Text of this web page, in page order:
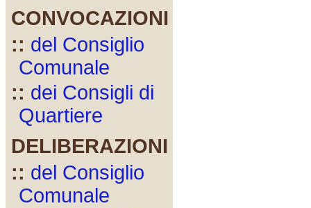
CONVOCAZIONI
:: del Consiglio
Comunale
:: dei Consigli di
Quartiere
DELIBERAZIONI
:: del Consiglio
Comunale